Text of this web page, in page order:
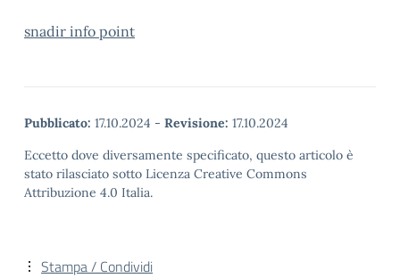
snadir info point
Pubblicato: 17.10.2024 - Revisione: 17.10.2024
Eccetto dove diversamente specificato, questo articolo è
stato rilasciato sotto Licenza Creative Commons
Attribuzione 4.0 Italia.
Stampa / Condividi